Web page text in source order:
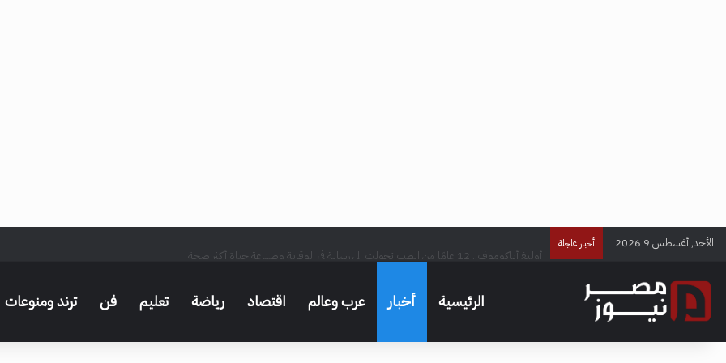
الأحد, أغسطس 9 2026 أخبار عاجلة
الرئيسية أخبار عرب وعالم اقتصاد رياضة تعليم فن ترند ومنوعات